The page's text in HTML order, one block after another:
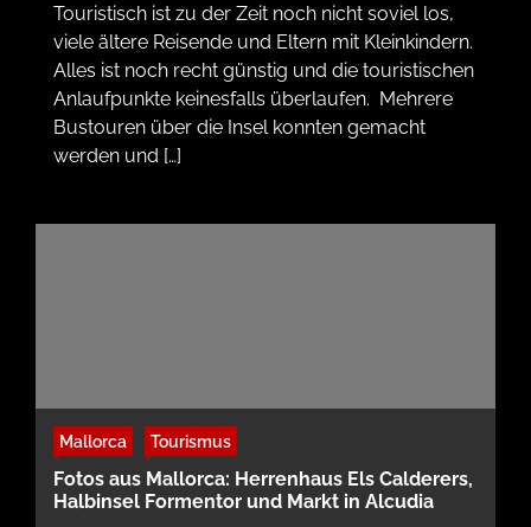
Touristisch ist zu der Zeit noch nicht soviel los,
viele ältere Reisende und Eltern mit Kleinkindern.
Alles ist noch recht günstig und die touristischen
Anlaufpunkte keinesfalls überlaufen. Mehrere
Bustouren über die Insel konnten gemacht
werden und […]
Mallorca Tourismus
Fotos aus Mallorca: Herrenhaus Els Calderers,
Halbinsel Formentor und Markt in Alcudia